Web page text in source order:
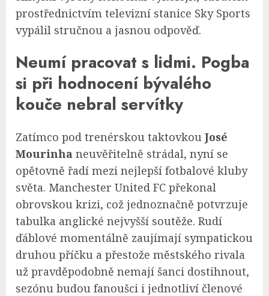
prostřednictvím televizní stanice Sky Sports
vypálil stručnou a jasnou odpověď.
Neumí pracovat s lidmi. Pogba
si při hodnocení bývalého
kouče nebral servítky
Zatímco pod trenérskou taktovkou José
Mourinha neuvěřitelně strádal, nyní se
opětovně řadí mezi nejlepší fotbalové kluby
světa. Manchester United FC překonal
obrovskou krizi, což jednoznačně potvrzuje
tabulka anglické nejvyšší soutěže. Rudí
ďáblové momentálně zaujímají sympatickou
druhou příčku a přestože městského rivala
už pravděpodobně nemají šanci dostihnout,
sezónu budou fanoušci i jednotliví členové